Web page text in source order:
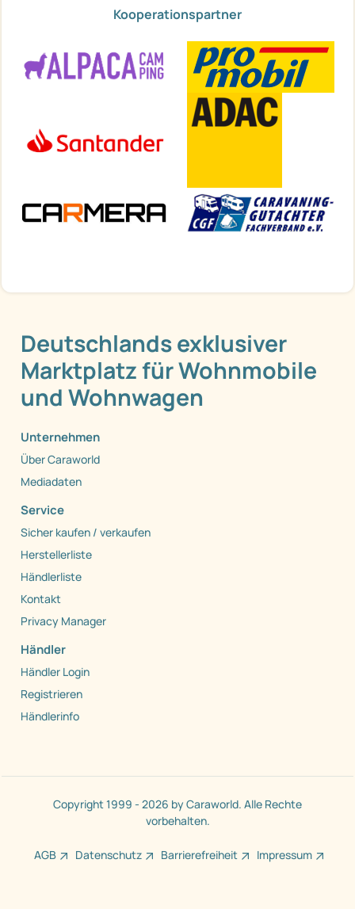
Kooperationspartner
Deutschlands exklusiver
Marktplatz für Wohnmobile
und Wohnwagen
Unternehmen
Über Caraworld
Mediadaten
Service
Sicher kaufen / verkaufen
Herstellerliste
Händlerliste
Kontakt
Privacy Manager
Händler
Händler Login
Registrieren
Händlerinfo
Copyright 1999 - 2026 by Caraworld. Alle Rechte
vorbehalten.
AGB Datenschutz Barrierefreiheit Impressum